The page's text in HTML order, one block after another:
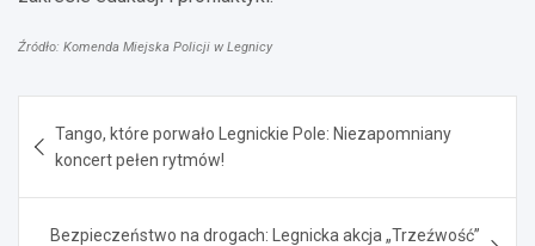
Źródło: Komenda Miejska Policji w Legnicy
wpisu
Tango, które porwało Legnickie Pole: Niezapomniany
koncert pełen rytmów!
Bezpieczeństwo na drogach: Legnicka akcja „Trzeźwość”